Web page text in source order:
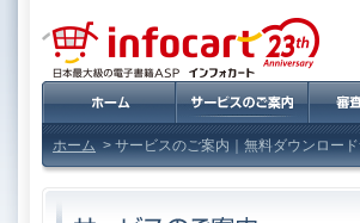
ホーム > サービスのご案内｜無料ダウンロー